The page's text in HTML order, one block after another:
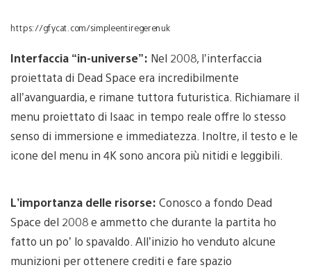
https://gfycat.com/simpleentiregerenuk
Interfaccia “in-universe”: Nel 2008, l’interfaccia
proiettata di Dead Space era incredibilmente
all’avanguardia, e rimane tuttora futuristica. Richiamare il
menu proiettato di Isaac in tempo reale offre lo stesso
senso di immersione e immediatezza. Inoltre, il testo e le
icone del menu in 4K sono ancora più nitidi e leggibili.
L’importanza delle risorse: Conosco a fondo Dead
Space del 2008 e ammetto che durante la partita ho
fatto un po’ lo spavaldo. All’inizio ho venduto alcune
munizioni per ottenere crediti e fare spazio